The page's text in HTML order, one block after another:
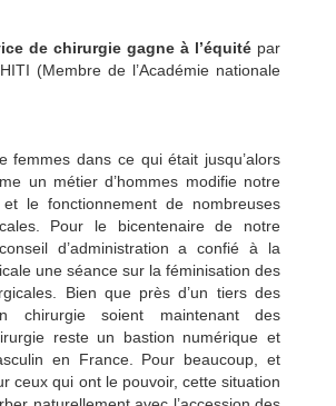
de chirurgie gagne à l’équité par
(Membre de l’Académie nationale
femmes dans ce qui était jusqu’alors
un métier d’hommes modifie notre
et le fonctionnement de nombreuses
Pour le bicentenaire de notre
d’administration a confié à la
une séance sur la féminisation des
Bien que près d’un tiers des
chirurgie soient maintenant des
reste un bastion numérique et
en France. Pour beaucoup, et
ceux qui ont le pouvoir, cette situation